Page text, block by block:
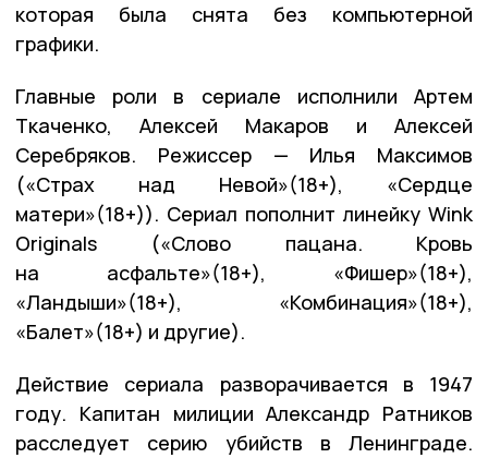
которая была снята без компьютерной
графики.
Главные роли в сериале исполнили Артем
Ткаченко, Алексей Макаров и Алексей
Серебряков. Режиссер — Илья Максимов
(«Страх над Невой»(18+), «Сердце
матери»(18+)). Сериал пополнит линейку Wink
Originals («Слово пацана. Кровь
на асфальте»(18+), «Фишер»(18+),
«Ландыши»(18+), «Комбинация»(18+),
«Балет»(18+) и другие).
Действие сериала разворачивается в 1947
году. Капитан милиции Александр Ратников
расследует серию убийств в Ленинграде.